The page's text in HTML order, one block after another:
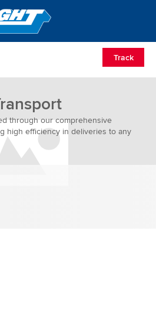
Track
through our comprehensive
high efficiency in deliveries to any